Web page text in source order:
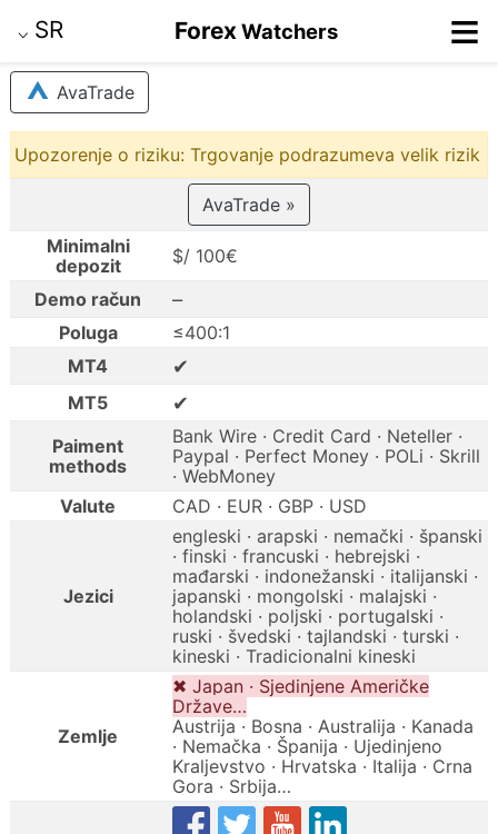
⌵ SR ForexWatchers ≡
AvaTrade
Upozorenje o riziku: Trgovanje podrazumeva velik rizik
AvaTrade »
Minimalni
depozit
$/ 100€
Demo račun
–
Poluga
≤400:1
MT4
✔
MT5 ✔
Paiment
methods
Bank Wire · Credit Card · Neteller ·
Paypal · Perfect Money · POLi · Skrill
· WebMoney
Valute
CAD · EUR · GBP · USD
Jezici
engleski · arapski · nemački · španski
· finski · francuski · hebrejski ·
mađarski · indonežanski · italijanski ·
japanski · mongolski · malajski ·
holandski · poljski · portugalski ·
ruski · švedski · tajlandski · turski ·
kineski · Tradicionalni kineski
Zemlje
✖ Japan · Sjedinjene Američke
Države…
Austrija · Bosna · Australija · Kanada
· Nemačka · Španija · Ujedinjeno
Kraljevstvo · Hrvatska · Italija · Crna
Gora · Srbija…